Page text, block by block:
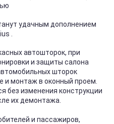
удачным дополнением
.
автошторок, при
и защиты салона
шторок
и монтаж в оконный проем.
без изменения конструкции
их демонтажа.
и пассажиров,